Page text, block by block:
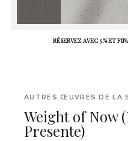
RÉSERVEZ AVEC 5 % ET
AUTRES ŒUVRES DE LA
Weight of Now
Presente)